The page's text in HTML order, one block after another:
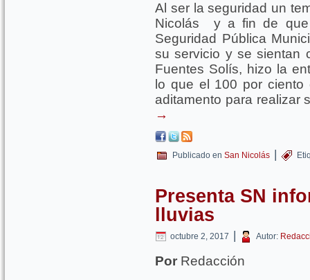
Al ser la seguridad un
Nicolás y a fin de que
Seguridad Pública
su servicio y se sientan
Fuentes Solís, hizo la
lo que el 100 por
aditamento para realizar
→
Publicado en San Nicolás |
Presenta SN
lluvias
octubre 2, 2017 | Autor:
Por Redacción